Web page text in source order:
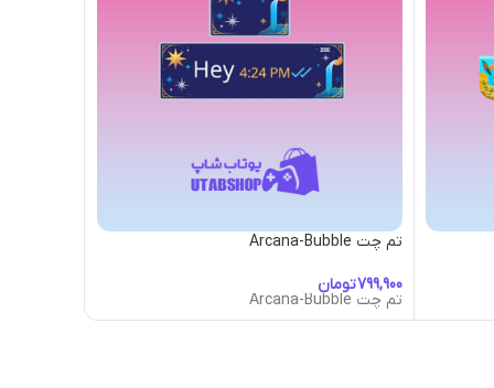
تم چت Arcana-Bubble
تومان
تم چت Arcana-Bubble